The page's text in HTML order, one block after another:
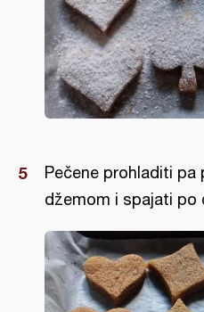
Pečene prohladiti pa
džemom i spajati po